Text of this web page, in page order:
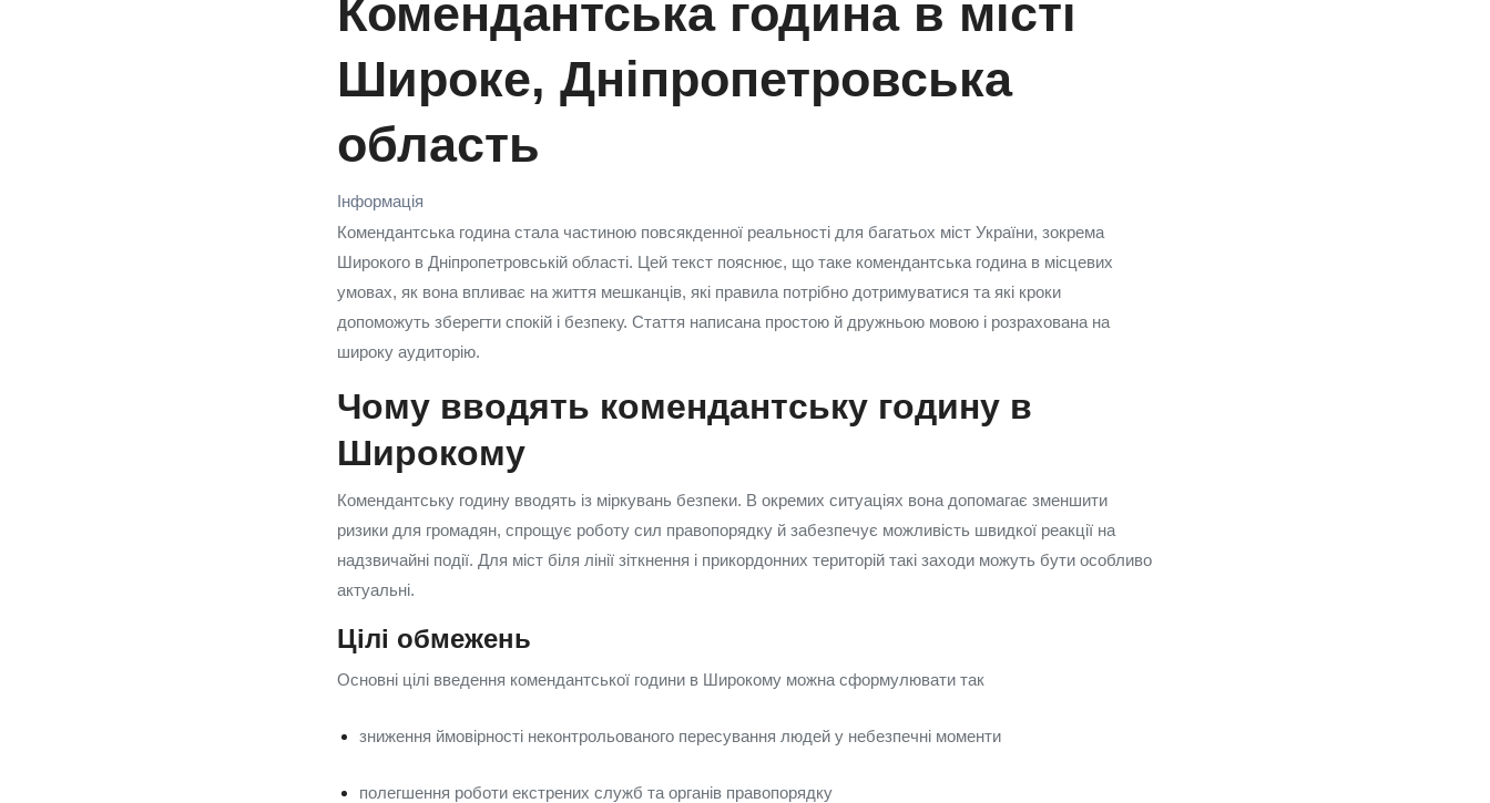
Комендантська година в місті
Широке, Дніпропетровська
область
Інформація
Комендантська година стала частиною повсякденної реальності для багатьох міст України, зокрема
Широкого в Дніпропетровській області. Цей текст пояснює, що таке комендантська година в місцевих
умовах, як вона впливає на життя мешканців, які правила потрібно дотримуватися та які кроки
допоможуть зберегти спокій і безпеку. Стаття написана простою й дружньою мовою і розрахована на
широку аудиторію.
Чому вводять комендантську годину в
Широкому
Комендантську годину вводять із міркувань безпеки. В окремих ситуаціях вона допомагає зменшити
ризики для громадян, спрощує роботу сил правопорядку й забезпечує можливість швидкої реакції на
надзвичайні події. Для міст біля лінії зіткнення і прикордонних територій такі заходи можуть бути особливо
актуальні.
Цілі обмежень
Основні цілі введення комендантської години в Широкому можна сформулювати так
зниження ймовірності неконтрольованого пересування людей у небезпечні моменти
полегшення роботи екстрених служб та органів правопорядку